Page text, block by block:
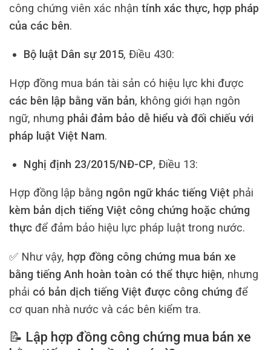
công chứng viên xác nhận tính xác thực, hợp pháp
của các bên.
Bộ luật Dân sự 2015, Điều 430:
Hợp đồng mua bán tài sản có hiệu lực khi được
các bên lập bằng văn bản, không giới hạn ngôn
ngữ, nhưng phải đảm bảo dễ hiểu và đối chiếu với
pháp luật Việt Nam.
Nghị định 23/2015/NĐ-CP, Điều 13:
Hợp đồng lập bằng ngôn ngữ khác tiếng Việt phải
kèm bản dịch tiếng Việt công chứng hoặc chứng
thực để đảm bảo hiệu lực pháp luật trong nước.
✅ Như vậy, hợp đồng công chứng mua bán xe
bằng tiếng Anh hoàn toàn có thể thực hiện, nhưng
phải có bản dịch tiếng Việt được công chứng để
cơ quan nhà nước và các bên kiểm tra.
📝 Lập hợp đồng công chứng mua bán xe